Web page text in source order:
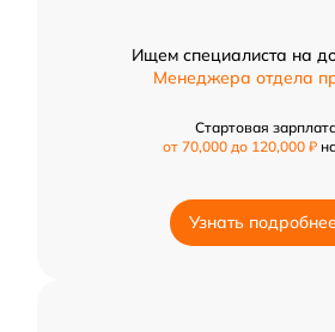
Ищем специалиста на
Менеджера отдела
Стартовая
от 70,000 до 120,000 ₽
Узнать подробнее